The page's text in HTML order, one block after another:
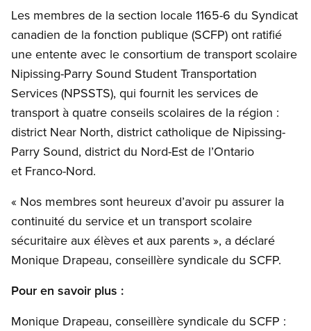
Les membres de la section locale 1165-6 du Syndicat
canadien de la fonction publique (SCFP) ont ratifié
une entente avec le consortium de transport scolaire
Nipissing-Parry Sound Student Transportation
Services (NPSSTS), qui fournit les services de
transport à quatre conseils scolaires de la région :
district Near North, district catholique de Nipissing-
Parry Sound, district du Nord-Est de l’Ontario
et Franco-Nord.
« Nos membres sont heureux d’avoir pu assurer la
continuité du service et un transport scolaire
sécuritaire aux élèves et aux parents », a déclaré
Monique Drapeau, conseillère syndicale du SCFP.
Pour en savoir plus :
Monique Drapeau, conseillère syndicale du SCFP :